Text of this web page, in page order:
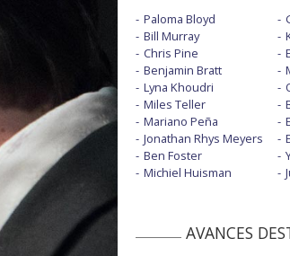
Paloma Bloyd
Bill Murray
Chris Pine
Benjamin Bratt
Lyna Khoudri
Miles Teller
Mariano Peña
Jonathan Rhys Meyers
Ben Foster
Michiel Huisman
AVANCES